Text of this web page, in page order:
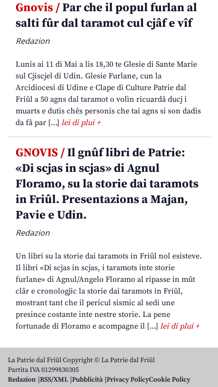
Gnovis /Par che il popul furlan al
salti fûr dal taramot cul cjâf e vîf
Redazion
Lunis ai 11 di Mai a lis 18,30 te Glesie di Sante Marie
sul Cjiscjel di Udin. Glesie Furlane, cun la
Arcidiocesi di Udine e Clape di Culture Patrie dal
Friûl a 50 agns dal taramot o volìn ricuardâ ducj i
muarts e dutis chês personis che tai agns si son dadis
da fâ par […] lei di plui +
GNOVIS /Il gnûf libri de Patrie:
«Di scjas in scjas» di Agnul
Floramo, su la storie dai taramots
in Friûl. Presentazions a Majan,
Pavie e Udin.
Redazion
Un libri su la storie dai taramots in Friûl nol esisteve.
Il libri «Di scjas in scjas, i taramots inte storie
furlane» di Agnul/Angelo Floramo al ripasse in mût
clâr e cronologjic la storie dai taramots in Friûl,
mostrant tant che il pericul sismic al sedi une
presince costante inte nestre storie. La pene
fortunade di Floramo e acompagne il […] lei di plui +
La Patrie dal Friûl Copyright © La Patrie dal Friûl
Partita IVA 01299830305
Redazion RSS/XML Pubblicità Privacy PolicyCookie Policy